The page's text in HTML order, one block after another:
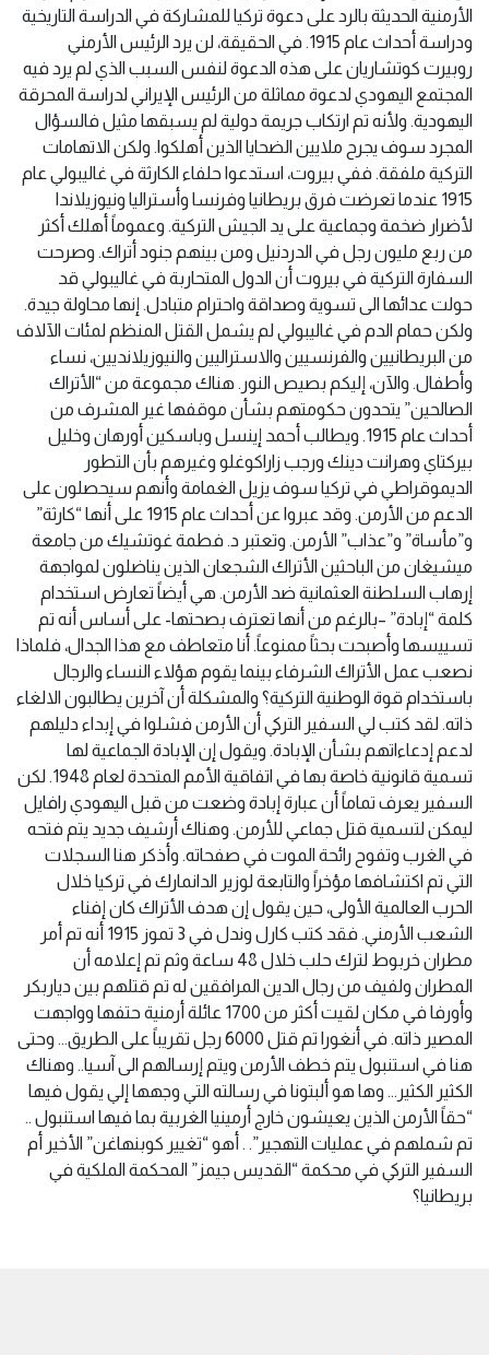
الأرمنية الحديثة بالرد على دعوة تركيا للمشاركة في الدراسة التاريخية
ودراسة أحداث عام 1915. في الحقيقة، لن يرد الرئيس الأرمني
روبيرت كوتشاريان على هذه الدعوة لنفس السبب الذي لم يرد فيه
المجتمع اليهودي لدعوة مماثلة من الرئيس الإيراني لدراسة المحرقة
اليهودية. ولأنه تم ارتكاب جريمة دولية لم يسبقها مثيل فالسؤال
المجرد سوف يجرح ملايين الضحايا الذين أهلكوا. ولكن الاتهامات
التركية ملفقة. ففي بيروت، استدعوا حلفاء الكارثة في غاليبولي عام
1915 عندما تعرضت فرق بريطانيا وفرنسا وأستراليا ونيوزيلاندا
لأضرار ضخمة وجماعية على يد الجيش التركية. وعموماً أهلك أكثر
من ربع مليون رجل في الدردنيل ومن بينهم جنود أتراك. وصرحت
السفارة التركية في بيروت أن الدول المتحاربة في غاليبولي قد
حولت عدائها الى تسوية وصداقة واحترام متبادل. إنها محاولة جيدة.
ولكن حمام الدم في غاليبولي لم يشمل القتل المنظم لمئات الآلاف
من البريطانيين والفرنسيين والاستراليين والنيوزيلانديين، نساء
وأطفال. والآن، إليكم بصيص النور. هناك مجموعة من “الأتراك
الصالحين” يتحدون حكومتهم بشأن موقفها غير المشرف من
أحداث عام 1915. ويطالب أحمد إينسل وباسكين أورهان وخليل
بيركتاي وهرانت دينك ورجب زاراكوغلو وغيرهم بأن التطور
الديموقراطي في تركيا سوف يزيل الغمامة وأنهم سيحصلون على
الدعم من الأرمن. وقد عبروا عن أحداث عام 1915 على أنها “كارثة”
و”مأساة” و”عذاب” الأرمن. وتعتبر د. فطمة غوتشيك من جامعة
ميشيغان من الباحثين الأتراك الشجعان الذين يناضلون لمواجهة
إرهاب السلطنة العثمانية ضد الأرمن. هي أيضاً تعارض استخدام
كلمة “إبادة” –بالرغم من أنها تعترف بصحتها- على أساس أنه تم
تسييسها وأصبحت بحثاً ممنوعاً. أنا متعاطف مع هذا الجدال، فلماذا
نصعب عمل الأتراك الشرفاء بينما يقوم هؤلاء النساء والرجال
باستخدام قوة الوطنية التركية؟ والمشكلة أن آخرين يطالبون الالغاء
ذاته. لقد كتب لي السفير التركي أن الأرمن فشلوا في إبداء دليلهم
لدعم إدعاءاتهم بشأن الإبادة. ويقول إن الإبادة الجماعية لها
تسمية قانونية خاصة بها في اتفاقية الأمم المتحدة لعام 1948. لكن
السفير يعرف تماماً أن عبارة إبادة وضعت من قبل اليهودي رافايل
ليمكن لتسمية قتل جماعي للأرمن. وهناك أرشيف جديد يتم فتحه
في الغرب وتفوح رائحة الموت في صفحاته. وأذكر هنا السجلات
التي تم اكتشافها مؤخراً والتابعة لوزير الدانمارك في تركيا خلال
الحرب العالمية الأولى، حين يقول إن هدف الأتراك كان إفناء
الشعب الأرمني. فقد كتب كارل وندل في 3 تموز 1915 أنه تم أمر
مطران خربوط لترك حلب خلال 48 ساعة وثم تم إعلامه أن
المطران ولفيف من رجال الدين المرافقين له تم قتلهم بين دياربكر
وأورفا في مكان لقيت أكثر من 1700 عائلة أرمنية حتفها وواجهت
المصير ذاته. في أنغورا تم قتل 6000 رجل تقريباً على الطريق… وحتى
هنا في استنبول يتم خطف الأرمن ويتم إرسالهم الى آسيا.. وهناك
الكثير الكثير… وها هو ألبتونا في رسالته التي وجهها إلي يقول فيها
“حقاً الأرمن الذين يعيشون خارج أرمينيا الغربية بما فيها استنبول ..
تم شملهم في عمليات التهجير”. . أهو “تغيير كوبنهاغن” الأخير أم
السفير التركي في محكمة “القديس جيمز” المحكمة الملكية في
بريطانيا؟